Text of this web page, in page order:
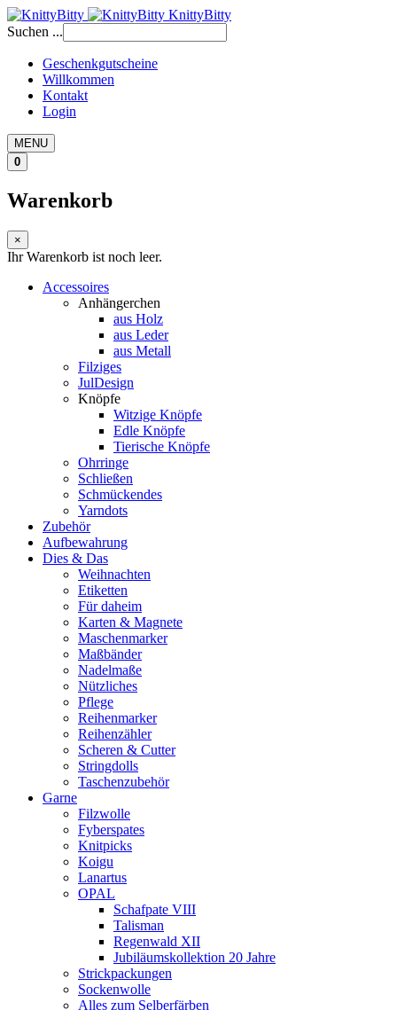
KnittyBitty
Suchen ...
Geschenkgutscheine
Willkommen
Kontakt
Login
MENU
0
Warenkorb
×
Ihr Warenkorb ist noch leer.
Accessoires
Anhängerchen
aus Holz
aus Leder
aus Metall
Filziges
JulDesign
Knöpfe
Witzige Knöpfe
Edle Knöpfe
Tierische Knöpfe
Ohrringe
Schließen
Schmückendes
Yarndots
Zubehör
Aufbewahrung
Dies & Das
Weihnachten
Etiketten
Für daheim
Karten & Magnete
Maschenmarker
Maßbänder
Nadelmaße
Nützliches
Pflege
Reihenmarker
Reihenzähler
Scheren & Cutter
Stringdolls
Taschenzubehör
Garne
Filzwolle
Fyberspates
Knitpicks
Koigu
Lanartus
OPAL
Schafpate VIII
Talisman
Regenwald XII
Jubiläumskollektion 20 Jahre
Strickpackungen
Sockenwolle
Alles zum Selberfärben